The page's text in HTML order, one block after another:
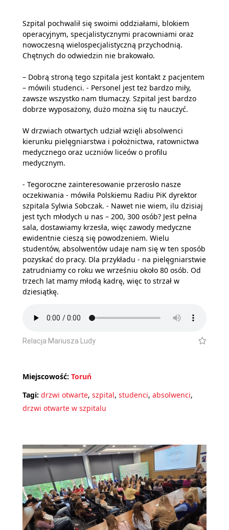
Szpital pochwalił się swoimi oddziałami, blokiem
operacyjnym, specjalistycznymi pracowniami oraz
nowoczesną wielospecjalistyczną przychodnią.
Chętnych do odwiedzin nie brakowało.
– Dobrą stroną tego szpitala jest kontakt z pacjentem
– mówili studenci. - Personel jest też bardzo miły,
zawsze wszystko nam tłumaczy. Szpital jest bardzo
dobrze wyposażony, dużo można się tu nauczyć.
W drzwiach otwartych udział wzięli absolwenci
kierunku pielęgniarstwa i położnictwa, ratownictwa
medycznego oraz uczniów liceów o profilu
medycznym.
- Tegoroczne zainteresowanie przerosło nasze
oczekiwania - mówiła Polskiemu Radiu PiK dyrektor
szpitala Sylwia Sobczak. - Nawet nie wiem, ilu dzisiaj
jest tych młodych u nas – 200, 300 osób? Jest pełna
sala, dostawiamy krzesła, więc zawody medyczne
ewidentnie cieszą się powodzeniem. Wielu
studentów, absolwentów udaje nam się w ten sposób
pozyskać do pracy. Dla przykładu - na pielęgniarstwie
zatrudniamy co roku we wrześniu około 80 osób. Od
trzech lat mamy młodą kadrę, więc to strzał w
dziesiątkę.
Relacja Mariusza Ludy
Miejscowość: Toruń
Tagi: drzwi otwarte, szpital, studenci, absolwenci,
drzwi otwarte w szpitalu